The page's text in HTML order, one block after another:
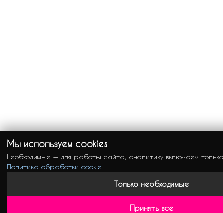
Мы используем cookies
Необходимые — для работы сайта; аналитику включаем
Политика обработки cookie
Только необходимые
Принять все